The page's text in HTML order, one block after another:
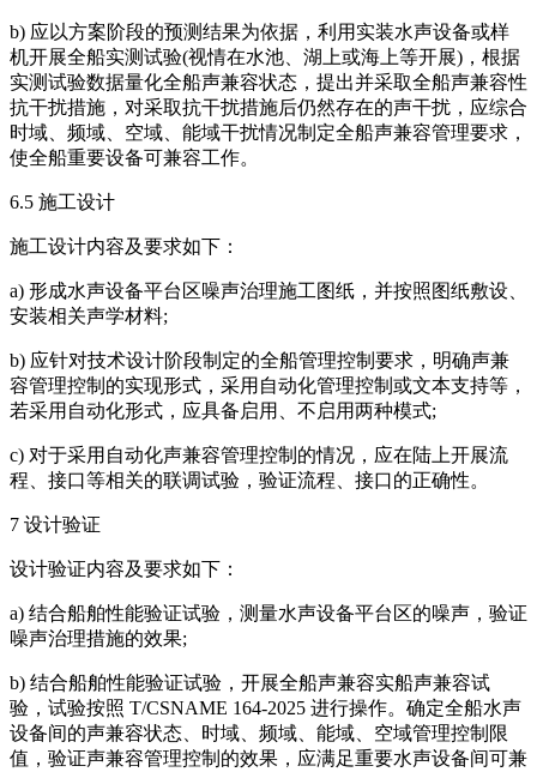
b) 应以方案阶段的预测结果为依据，利用实装水声设备或样
机开展全船实测试验(视情在水池、湖上或海上等开展)，根据
实测试验数据量化全船声兼容状态，提出并采取全船声兼容性
抗干扰措施，对采取抗干扰措施后仍然存在的声干扰，应综合
时域、频域、空域、能域干扰情况制定全船声兼容管理要求，
使全船重要设备可兼容工作。
6.5 施工设计
施工设计内容及要求如下：
a) 形成水声设备平台区噪声治理施工图纸，并按照图纸敷设、
安装相关声学材料;
b) 应针对技术设计阶段制定的全船管理控制要求，明确声兼
容管理控制的实现形式，采用自动化管理控制或文本支持等，
若采用自动化形式，应具备启用、不启用两种模式;
c) 对于采用自动化声兼容管理控制的情况，应在陆上开展流
程、接口等相关的联调试验，验证流程、接口的正确性。
7 设计验证
设计验证内容及要求如下：
a) 结合船舶性能验证试验，测量水声设备平台区的噪声，验证
噪声治理措施的效果;
b) 结合船舶性能验证试验，开展全船声兼容实船声兼容试
验，试验按照 T/CSNAME 164-2025 进行操作。确定全船水声
设备间的声兼容状态、时域、频域、能域、空域管理控制限
值，验证声兼容管理控制的效果，应满足重要水声设备间可兼